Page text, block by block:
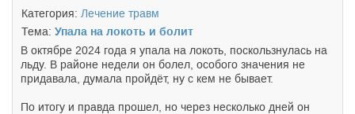
Категория: Лечение травм
Тема: Упала на локоть и болит
В октябре 2024 года я упала на локоть, поскользнулась на
льду. В районе недели он болел, особого значения не
придавала, думала пройдёт, ну с кем не бывает.
По итогу и правда прошел, но через несколько дней он